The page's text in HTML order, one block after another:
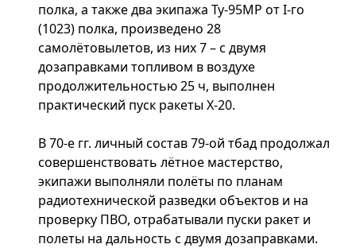
полка, а также два экипажа Ту-95МР от I-го
(1023) полка, произведено 28
самолётовылетов, из них 7 – с двумя
дозаправками топливом в воздухе
продолжительностью 25 ч, выполнен
практический пуск ракеты Х-20.
В 70-е гг. личный состав 79-ой тбад продолжал
совершенствовать лётное мастерство,
экипажи выполняли полёты по планам
радиотехнической разведки объектов и на
проверку ПВО, отрабатывали пуски ракет и
полеты на дальность с двумя дозаправками.